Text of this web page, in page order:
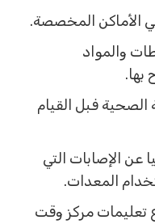
المخصصة.
والمواد
فبل القيام
الإصابات التي
المعدات.
مركز وقت